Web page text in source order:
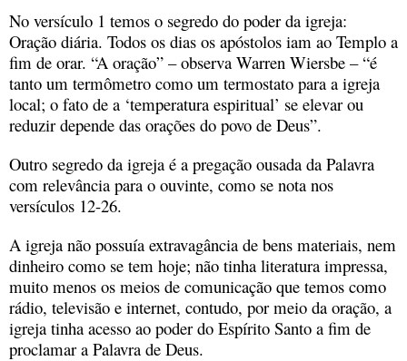
No versículo 1 temos o segredo do poder da igreja:
Oração diária. Todos os dias os apóstolos iam ao Templo a
fim de orar. “A oração” – observa Warren Wiersbe – “é
tanto um termômetro como um termostato para a igreja
local; o fato de a ‘temperatura espiritual’ se elevar ou
reduzir depende das orações do povo de Deus”.
Outro segredo da igreja é a pregação ousada da Palavra
com relevância para o ouvinte, como se nota nos
versículos 12-26.
A igreja não possuía extravagância de bens materiais, nem
dinheiro como se tem hoje; não tinha literatura impressa,
muito menos os meios de comunicação que temos como
rádio, televisão e internet, contudo, por meio da oração, a
igreja tinha acesso ao poder do Espírito Santo a fim de
proclamar a Palavra de Deus.